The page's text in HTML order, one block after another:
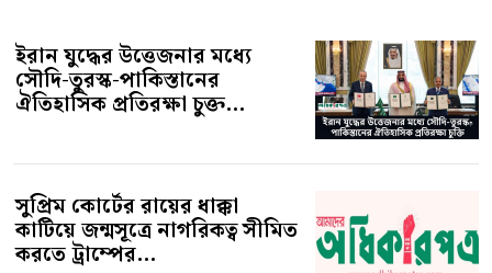
ইরান যুদ্ধের উত্তেজনার মধ্যে
সৌদি-তুরস্ক-পাকিস্তানের
ঐতিহাসিক প্রতিরক্ষা চুক্ত...
সুপ্রিম কোর্টের রায়ের ধাক্কা
কাটিয়ে জন্মসূত্রে নাগরিকত্ব সীমিত
করতে ট্রাম্পের...